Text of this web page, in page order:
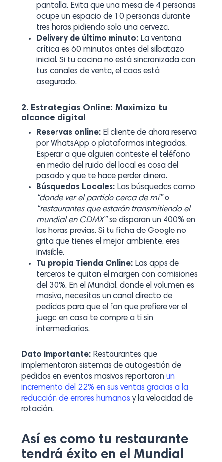
pantalla. Evita que una mesa de 4 personas
ocupe un espacio de 10 personas durante
tres horas pidiendo solo una cerveza.
Delivery de último minuto:La ventana
crítica es 60 minutos antes del silbatazo
inicial. Si tu cocina no está sincronizada con
tus canales de venta, el caos está
asegurado.
2. Estrategias Online: Maximiza tu
alcance digital
Reservas online:El cliente de ahora reserva
por WhatsApp o plataformas integradas.
Esperar a que alguien conteste el teléfono
en medio del ruido del local es cosa del
pasado y que te hace perder dinero.
Búsquedas Locales:Las búsquedas como
“donde ver el partido cerca de mí”o
“restaurantes que estarán transmitiendo el
mundial en CDMX”se disparan un 400% en
las horas previas. Si tu ficha de Google no
grita que tienes el mejor ambiente, eres
invisible.
Tu propia Tienda Online:Las apps de
terceros te quitan el margen con comisiones
del 30%. En el Mundial, donde el volumen es
masivo, necesitas un canal directo de
pedidos para que el fan que prefiere ver el
juego en casa te compre a ti sin
intermediarios.
Dato Importante:Restaurantes que
implementaron sistemas de autogestión de
pedidos en eventos masivos reportaron un
incremento del 22% en sus ventas gracias a la
reducción de errores humanos y la velocidad de
rotación.
Así es como tu restaurante
tendrá éxito en el Mundial